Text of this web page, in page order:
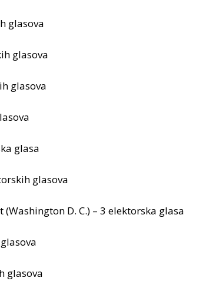
glasova
glasova
glasova
glasa
glasova
D. C.) – 3 elektorska glasa
glasova